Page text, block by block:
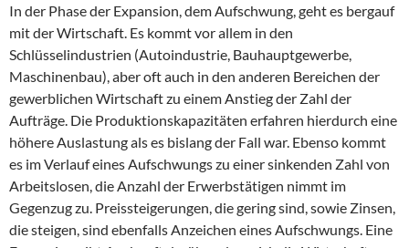
In der Phase der Expansion, dem Aufschwung, geht es bergauf
mit der Wirtschaft. Es kommt vor allem in den
Schlüsselindustrien (Autoindustrie, Bauhauptgewerbe,
Maschinenbau), aber oft auch in den anderen Bereichen der
gewerblichen Wirtschaft zu einem Anstieg der Zahl der
Aufträge. Die Produktionskapazitäten erfahren hierdurch eine
höhere Auslastung als es bislang der Fall war. Ebenso kommt
es im Verlauf eines Aufschwungs zu einer sinkenden Zahl von
Arbeitslosen, die Anzahl der Erwerbstätigen nimmt im
Gegenzug zu. Preissteigerungen, die gering sind, sowie Zinsen,
die steigen, sind ebenfalls Anzeichen eines Aufschwungs. Eine